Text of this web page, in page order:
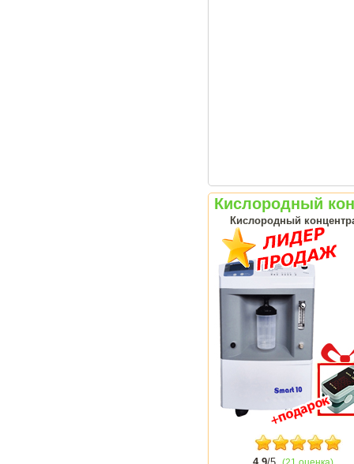
Кислородный
Кислородный
4.9/5